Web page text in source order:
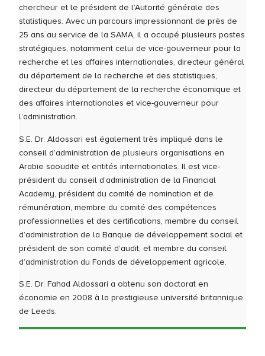
chercheur et le président de l’Autorité générale des
statistiques. Avec un parcours impressionnant de près de
25 ans au service de la SAMA, il a occupé plusieurs postes
stratégiques, notamment celui de vice-gouverneur pour la
recherche et les affaires internationales, directeur général
du département de la recherche et des statistiques,
directeur du département de la recherche économique et
des affaires internationales et vice-gouverneur pour
l’administration.
S.E. Dr. Aldossari est également très impliqué dans le
conseil d’administration de plusieurs organisations en
Arabie saoudite et entités internationales. Il est vice-
président du conseil d’administration de la Financial
Academy, président du comité de nomination et de
rémunération, membre du comité des compétences
professionnelles et des certifications, membre du conseil
d’administration de la Banque de développement social et
président de son comité d’audit, et membre du conseil
d’administration du Fonds de développement agricole.
S.E. Dr. Fahad Aldossari a obtenu son doctorat en
économie en 2008 à la prestigieuse université britannique
de Leeds.